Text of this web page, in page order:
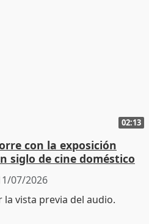
02:13
con la exposición
siglo de cine doméstico
07/2026